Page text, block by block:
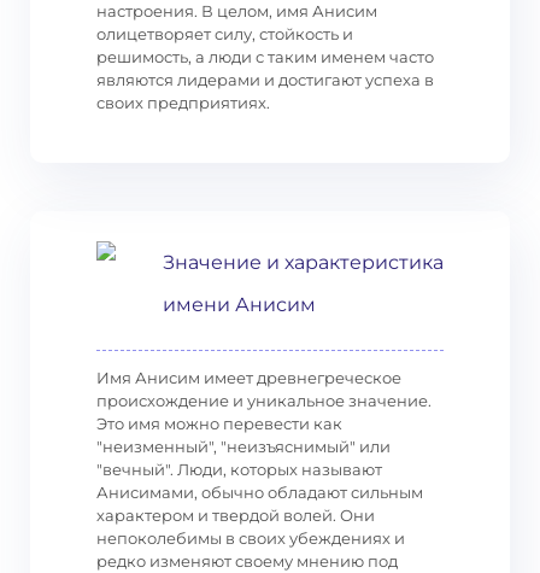
настроения. В целом, имя Анисим
олицетворяет силу, стойкость и
решимость, а люди с таким именем часто
являются лидерами и достигают успеха в
своих предприятиях.
Значение и характеристика
имени Анисим
Имя Анисим имеет древнегреческое
происхождение и уникальное значение.
Это имя можно перевести как
"неизменный", "неизъяснимый" или
"вечный". Люди, которых называют
Анисимами, обычно обладают сильным
характером и твердой волей. Они
непоколебимы в своих убеждениях и
редко изменяют своему мнению под